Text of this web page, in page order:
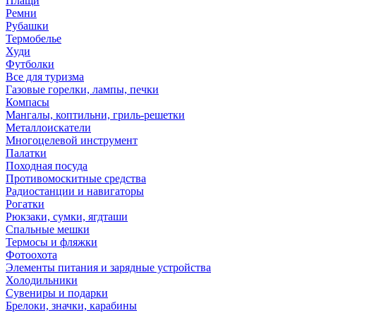
Ремни
Рубашки
Термобелье
Худи
Футболки
Все для туризма
Газовые горелки, лампы, печки
Компасы
Мангалы, коптильни, гриль-решетки
Металлоискатели
Многоцелевой инструмент
Палатки
Походная посуда
Противомоскитные средства
Радиостанции и навигаторы
Рогатки
Рюкзаки, сумки, ягдташи
Спальные мешки
Термосы и фляжки
Фотоохота
Элементы питания и зарядные устройства
Холодильники
Сувениры и подарки
Брелоки, значки, карабины